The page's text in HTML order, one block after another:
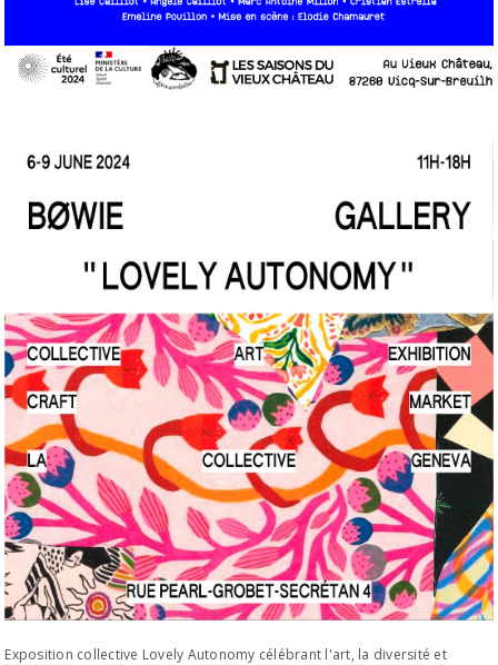
Exposition collective Lovely Autonomy célébrant l'art, la diversité et